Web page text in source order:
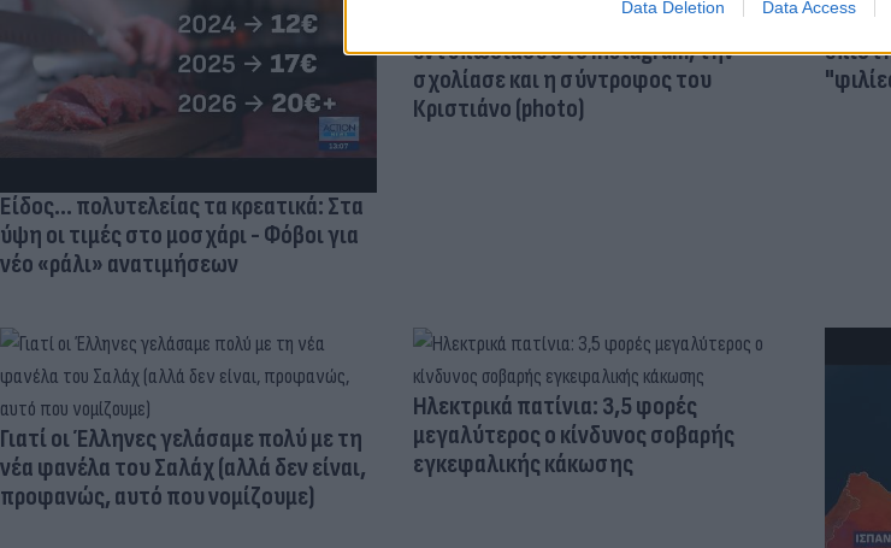
Data Deletion Data Access
Είδος... πολυτελείας τα κρεατικά: Στα
ύψη οι τιμές στο μοσχάρι - Φόβοι για
νέο «ράλι» ανατιμήσεων
«Μια θεά για τον θεό» - Η κυρία Μέσι
εντυπωσίασε στο Instagram, την
σχολίασε και η σύντροφος του
Κριστιάνο (photo)
Και οι
Γιατί οι Έλληνες γελάσαμε πολύ με τη
νέα φανέλα του Σαλάχ (αλλά δεν είναι,
προφανώς, αυτό που νομίζουμε)
Ηλεκτρικά πατίνια: 3,5 φορές
μεγαλύτερος ο κίνδυνος σοβαρής
εγκεφαλικής κάκωσης